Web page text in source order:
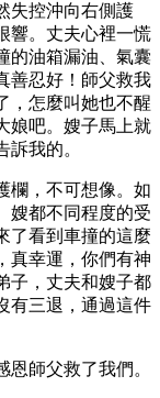
失控沖向右側護
響。丈夫心裡一慌
的油箱漏油、氣囊
善忍好！師父救我
，怎麼叫她也不醒
娘吧。嫂子馬上就
我的。
欄，不可想像。如
嫂都不同程度的受
了看到車撞的這麼
真幸運，你們有神
子，丈夫和嫂子都
有三退，通過這件
師父救了我們。